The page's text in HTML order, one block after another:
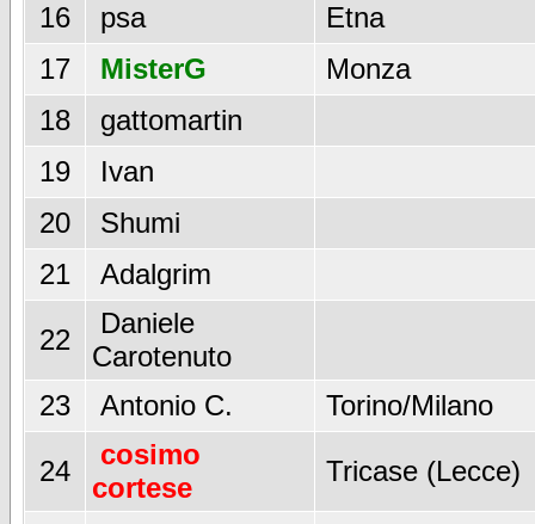
16
psa
Etna
17
MisterG
Monza
18
gattomartin
19
Ivan
20
Shumi
21
Adalgrim
22
Daniele
Carotenuto
23
Antonio C. Torino/Milano
24
cosimo
cortese
Tricase (Lecce)